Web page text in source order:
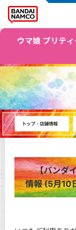
ウマ娘 プリテ
トップ・店舗情報
【バンダ
情報 (5月10